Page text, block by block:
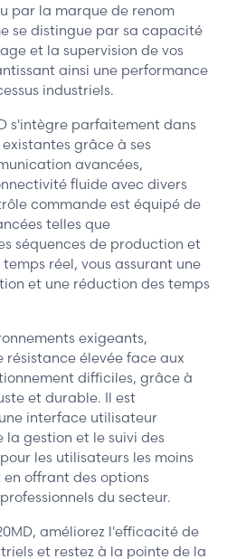
par la marque de renom
se distingue par sa capacité
et la supervision de vos
ainsi une performance
industriels.
s'intègre parfaitement dans
grâce à ses
avancées,
fluide avec divers
commande est équipé de
telles que
séquences de production et
réel, vous assurant une
et une réduction des temps
exigeants,
résistance élevée face aux
difficiles, grâce à
et durable. Il est
interface utilisateur
gestion et le suivi des
les utilisateurs les moins
offrant des options
du secteur.
améliorez l'efficacité de
et restez à la pointe de la